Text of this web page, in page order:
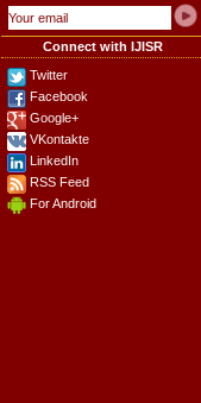
Connect with IJISR
Twitter
Facebook
Google+
VKontakte
LinkedIn
RSS Feed
For Android